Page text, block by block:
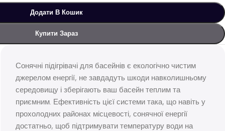
Додати В Кошик
Купити Зараз
Сонячні підігрівачі для басейнів є екологічно чистим
джерелом енергії, не завдадуть шкоди навколишньому
середовищу і зберігають ваш басейн теплим та
приємним. Ефективність цієї системи така, що навіть у
прохолодних районах місцевості, сонячної енергії
достатньо, щоб підтримувати температуру води на